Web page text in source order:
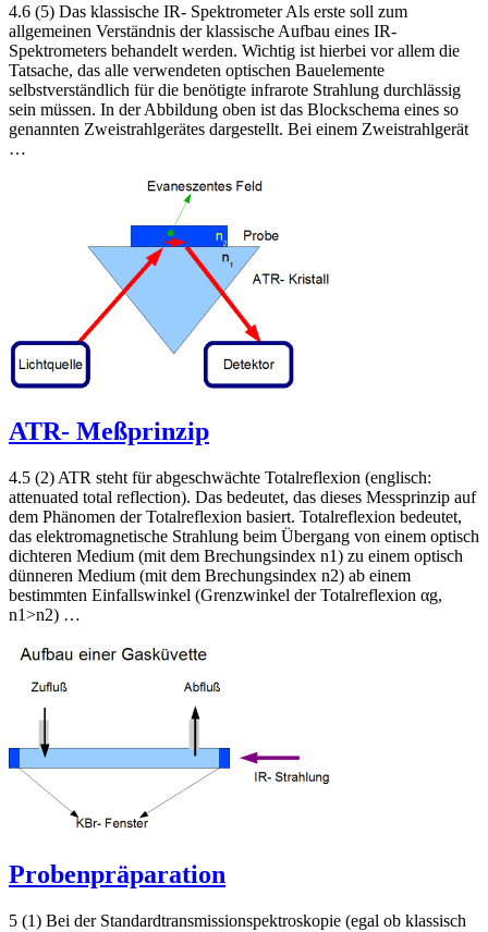
4.6 (5) Das klassische IR- Spektrometer Als erste soll zum
allgemeinen Verständnis der klassische Aufbau eines IR-
Spektrometers behandelt werden. Wichtig ist hierbei vor allem die
Tatsache, das alle verwendeten optischen Bauelemente
selbstverständlich für die benötigte infrarote Strahlung durchlässig
sein müssen. In der Abbildung oben ist das Blockschema eines so
genannten Zweistrahlgerätes dargestellt. Bei einem Zweistrahlgerät
…
ATR- Meßprinzip
4.5 (2) ATR steht für abgeschwächte Totalreflexion (englisch:
attenuated total reflection). Das bedeutet, das dieses Messprinzip auf
dem Phänomen der Totalreflexion basiert. Totalreflexion bedeutet,
das elektromagnetische Strahlung beim Übergang von einem optisch
dichteren Medium (mit dem Brechungsindex n1) zu einem optisch
dünneren Medium (mit dem Brechungsindex n2) ab einem
bestimmten Einfallswinkel (Grenzwinkel der Totalreflexion αg,
n1>n2) …
Probenpräparation
5 (1) Bei der Standardtransmissionspektroskopie (egal ob klassisch